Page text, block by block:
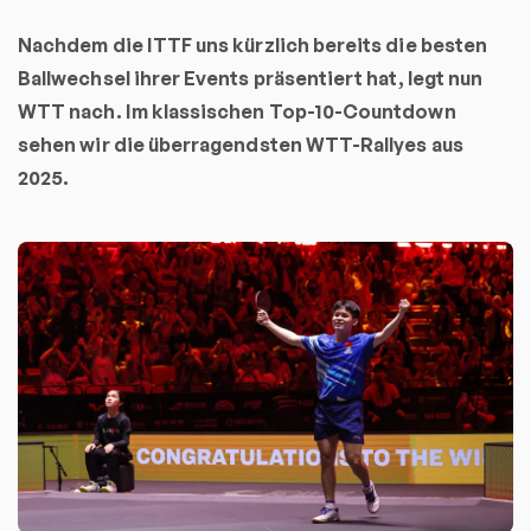
Nachdem die ITTF uns kürzlich bereits die besten
Ballwechsel ihrer Events präsentiert hat, legt nun
WTT nach. Im klassischen Top-10-Countdown
sehen wir die überragendsten WTT-Rallyes aus
2025.